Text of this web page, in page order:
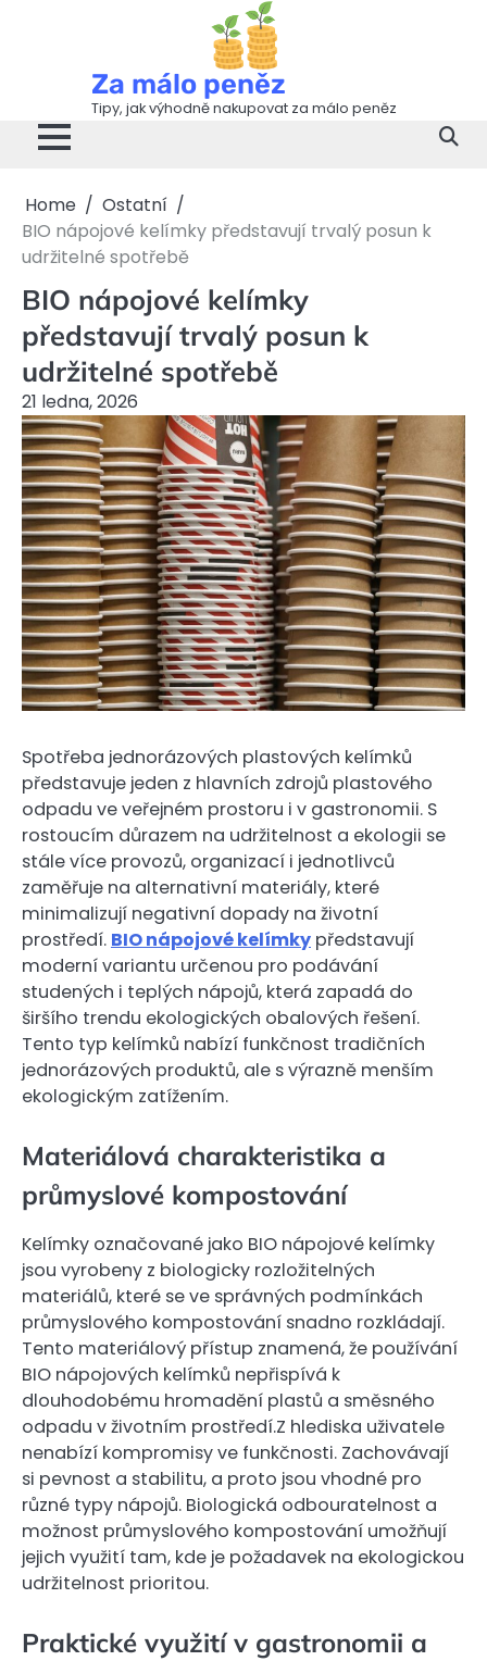
Za málo peněz
Tipy, jak výhodně nakupovat za málo peněz
Home
Ostatní
BIO nápojové kelímky představují trvalý posun k
udržitelné spotřebě
BIO nápojové kelímky
představují trvalý posun k
udržitelné spotřebě
21 ledna, 2026
Spotřeba jednorázových plastových kelímků
představuje jeden z hlavních zdrojů plastového
odpadu ve veřejném prostoru i v gastronomii. S
rostoucím důrazem na udržitelnost a ekologii se
stále více provozů, organizací i jednotlivců
zaměřuje na alternativní materiály, které
minimalizují negativní dopady na životní
prostředí. BIO nápojové kelímky představují
moderní variantu určenou pro podávání
studených i teplých nápojů, která zapadá do
širšího trendu ekologických obalových řešení.
Tento typ kelímků nabízí funkčnost tradičních
jednorázových produktů, ale s výrazně menším
ekologickým zatížením.
Materiálová charakteristika a
průmyslové kompostování
Kelímky označované jako BIO nápojové kelímky
jsou vyrobeny z biologicky rozložitelných
materiálů, které se ve správných podmínkách
průmyslového kompostování snadno rozkládají.
Tento materiálový přístup znamená, že používání
BIO nápojových kelímků nepřispívá k
dlouhodobému hromadění plastů a směsného
odpadu v životním prostředí.Z hlediska uživatele
nenabízí kompromisy ve funkčnosti. Zachovávají
si pevnost a stabilitu, a proto jsou vhodné pro
různé typy nápojů. Biologická odbouratelnost a
možnost průmyslového kompostování umožňují
jejich využití tam, kde je požadavek na ekologickou
udržitelnost prioritou.
Praktické využití v gastronomii a